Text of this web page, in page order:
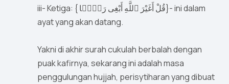
iii- Ketiga: { قُلْ أَغَيْرَ ٱللَّهِ أَبْغِى رَبًّۭا}- ini dalam
ayat yang akan datang.
Yakni di akhir surah cukulah berbalah dengan
puak kafirnya, sekarang ini adalah masa
penggulungan hujjah, perisytiharan yang dibuat